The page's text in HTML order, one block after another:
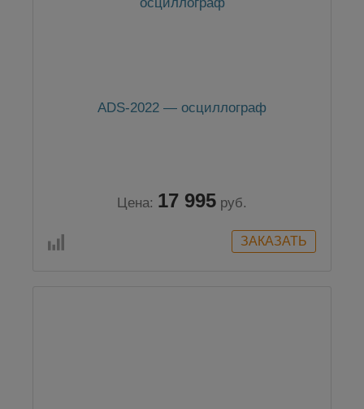
ADS-2022 — осциллограф
Цена: 17 995 руб.